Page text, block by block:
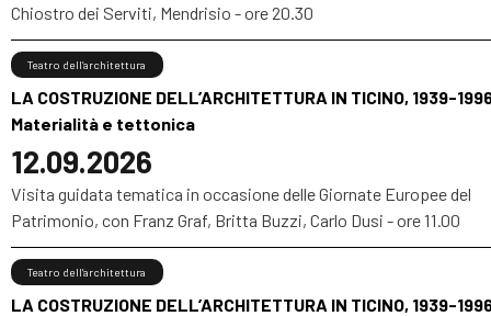
Chiostro dei Serviti, Mendrisio - ore 20.30
LA COSTRUZIONE DELL’ARCHITETTURA IN TICINO, 1939-
Materialità e tettonica
12.09.2026
Teatro dell’architettura
Visita guidata tematica in occasione delle Giornate Europee del
Patrimonio, con Franz Graf, Britta Buzzi, Carlo Dusi - ore 11.00
LA COSTRUZIONE DELL’ARCHITETTURA IN TICINO, 1939-
Teatro dell’architettura